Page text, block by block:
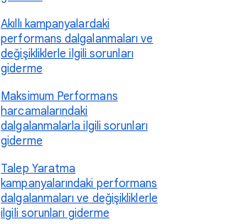
Akıllı kampanyalardaki
performans dalgalanmaları ve
değişikliklerle ilgili sorunları
giderme
Maksimum Performans
harcamalarındaki
dalgalanmalarla ilgili sorunları
giderme
Talep Yaratma
kampanyalarındaki performans
dalgalanmaları ve değişikliklerle
ilgili sorunları giderme